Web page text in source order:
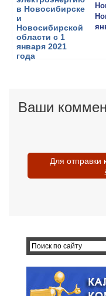
Ваши
Для